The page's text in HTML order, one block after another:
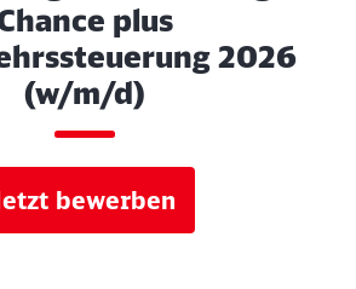
plus
2026
(w/m/d)
bewerben